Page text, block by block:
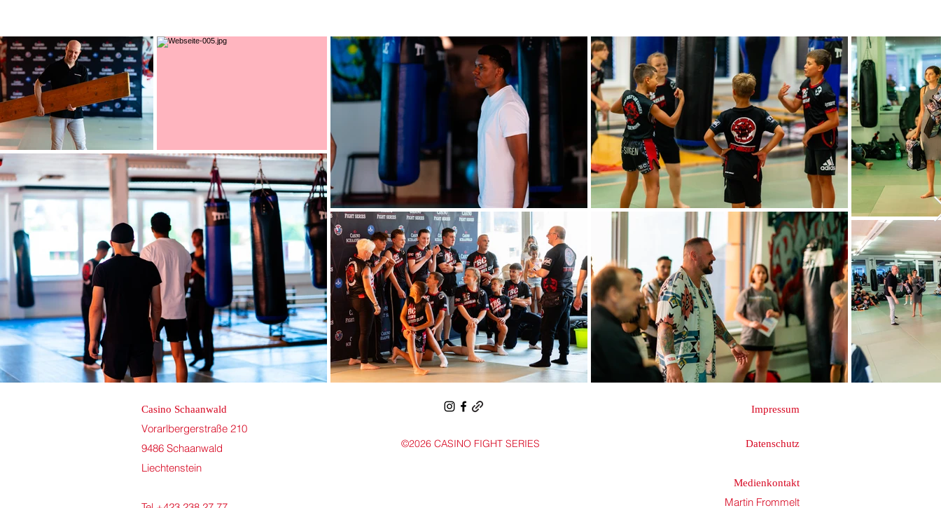
Casino Schaanwald​
Vorarlbergerstraße 210
9486 Schaanwald
Liechtenstein
©2026 CASINO FIGHT SERIES
Impressum
Datenschutz
Medienkontakt
Martin Frommelt